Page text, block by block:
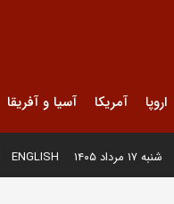
اروپا آمریکا آسیا و آفریقا
ENGLISH شنبه ۱۷ مرداد ۱۴۰۵